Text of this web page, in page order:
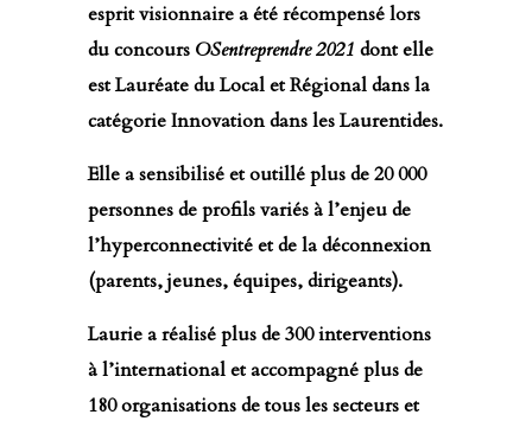
esprit visionnaire a été récompensé lors
du concours OSentreprendre2021 dont elle
est Lauréate du Local et Régional dans la
catégorie Innovation dans les Laurentides.
Elle a sensibilisé et outillé plus de 20 000
personnesde profils variésà l’enjeu de
l’hyperconnectivité et de la déconnexion
(parents, jeunes, équipes, dirigeants).
Laurie a réalisé plus de 300 interventions
à l’international et accompagné plus de
180 organisations de tous les secteurs et